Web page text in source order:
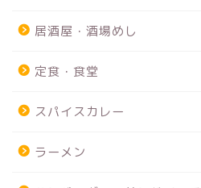
居酒屋・酒場めし
定食・食堂
スパイスカレー
ラーメン